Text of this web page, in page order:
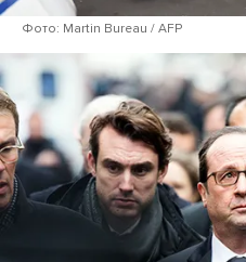
Фото: Martin Bureau / AFP